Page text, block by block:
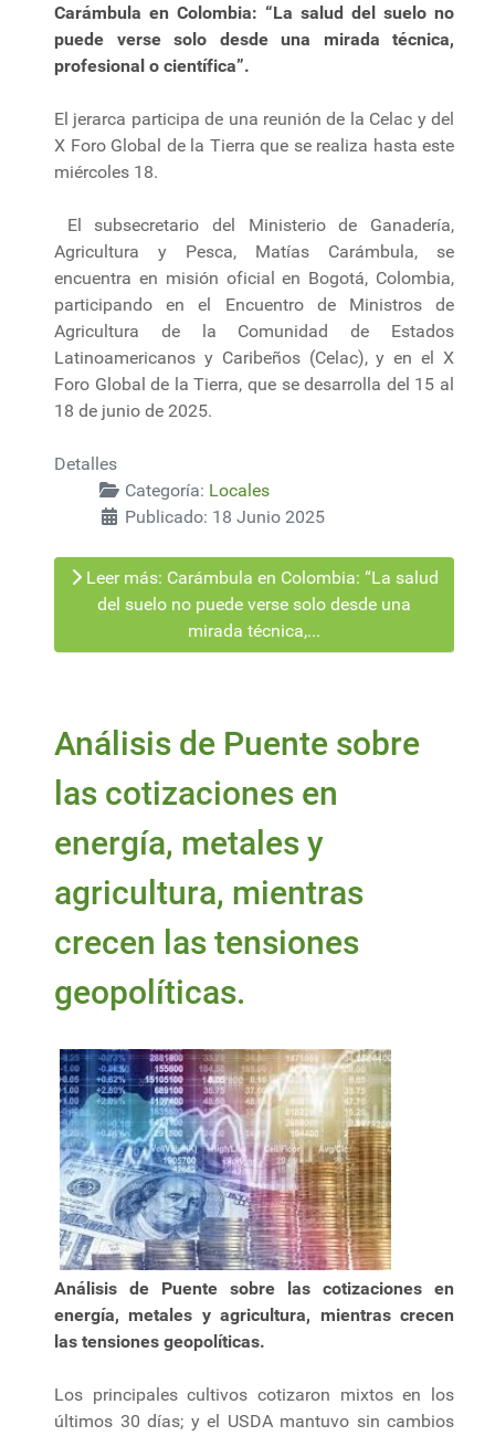
Carámbula en Colombia: “La salud del suelo no
puede verse solo desde una mirada técnica,
profesional o científica”.
El jerarca participa de una reunión de la Celac y del
X Foro Global de la Tierra que se realiza hasta este
miércoles 18.
El subsecretario del Ministerio de Ganadería,
Agricultura y Pesca, Matías Carámbula, se
encuentra en misión oficial en Bogotá, Colombia,
participando en el Encuentro de Ministros de
Agricultura de la Comunidad de Estados
Latinoamericanos y Caribeños (Celac), y en el X
Foro Global de la Tierra, que se desarrolla del 15 al
18 de junio de 2025.
Detalles
Categoría: Locales
Publicado: 18 Junio 2025
Leer más: Carámbula en Colombia: “La salud
del suelo no puede verse solo desde una
mirada técnica,...
Análisis de Puente sobre
las cotizaciones en
energía, metales y
agricultura, mientras
crecen las tensiones
geopolíticas.
Análisis de Puente sobre las cotizaciones en
energía, metales y agricultura, mientras crecen
las tensiones geopolíticas.
Los principales cultivos cotizaron mixtos en los
últimos 30 días; y el USDA mantuvo sin cambios